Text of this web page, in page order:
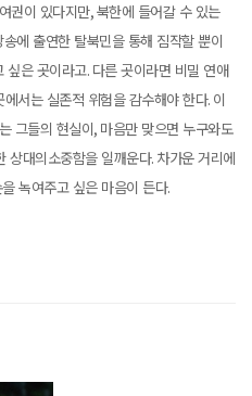
권이 있다지만,북한에 들어갈 수 있는
송에 출연한 탈북민을 통해 짐작할 뿐이
싶은 곳이라고. 다른 곳이라면 비밀 연애
에서는 실존적 위험을 감수해야 한다. 이
그들의 현실이, 마음만 맞으면 누구와도
상대의소중함을 일깨운다. 차가운 거리에
녹여주고 싶은 마음이 든다.